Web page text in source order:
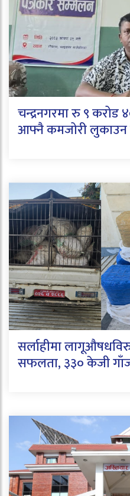
चन्द्रनगरमा रु ९
आफ्नै कमजोरी लुकाउन
सर्लाहीमा
सफलता, ३३० केजी